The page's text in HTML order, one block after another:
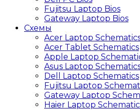
Fujitsu Laptop Bios
Gateway Laptop Bios
Схемы
Acer Laptop
Acer Tablet Schematics
Apple Laptop
Asus Laptop
Dell Laptop Schematics
Fujitsu Laptop
Gateway Laptop
Haier Laptop